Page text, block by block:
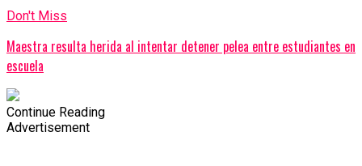
Don't Miss
Maestra resulta herida al intentar detener pelea entre estudiantes en
escuela
Continue Reading
Advertisement